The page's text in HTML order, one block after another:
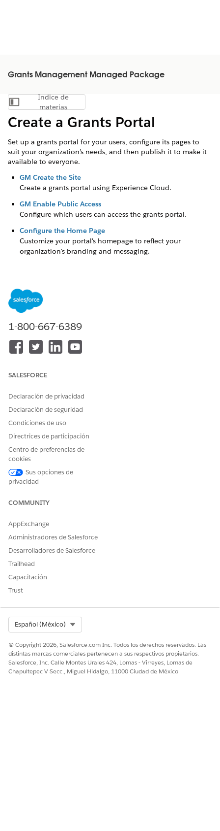
Grants Management Managed Package
Mostrar índice de materias
Índice de
materias
Create a Grants Portal
Set up a grants portal for your users, configure its pages to
suit your organization’s needs, and then publish it to make it
available to everyone.
GM Create the Site
Create a grants portal using Experience Cloud.
GM Enable Public Access
Configure which users can access the grants portal.
Configure the Home Page
Customize your portal's homepage to reflect your
organization's branding and messaging.
when they access the grants portal.
Configure Portal for External Reviews
Prepare Salesforce and your grants portal for external
reviewers.
GM Publish the Portal
When your grants portal is ready, publish it to make it
¿RESOLVIÓ ESTE ARTÍCULO SU PROBLEMA?
¡Háganos saber cómo podemos mejorar!
1-800-667-6389
SALESFORCE
Declaración de privacidad
Declaración de seguridad
Condiciones de uso
Directrices de participación
Centro de preferencias de
cookies
Sus opciones de
privacidad
COMMUNITY
AppExchange
Administradores de Salesforce
Desarrolladores de Salesforce
Trailhead
Capacitación
Trust
Español (México)
© Copyright 2026, Salesforce.com Inc. Todos los derechos reservados. Las
distintas marcas comerciales pertenecen a sus respectivos propietarios.
Salesforce, Inc. Calle Montes Urales 424, Lomas - Virreyes, Lomas de
Chapultepec V Secc., Miguel Hidalgo, 11000 Ciudad de México